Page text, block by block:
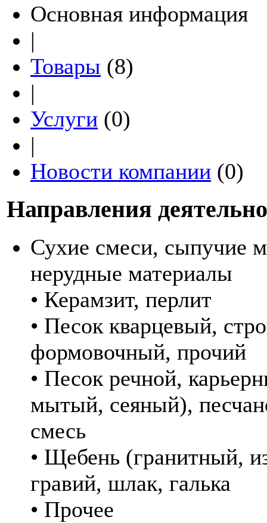
Основная информация
|
Товары (8)
|
Услуги (0)
|
Новости компании (0)
Направления
Сухие смеси, сыпучие
нерудные материалы
• Керамзит, перлит
• Песок кварцевый,
формовочный, прочий
• Песок речной,
мытый, сеяный),
смесь
• Щебень (гранитный,
гравий, шлак, галька
• Прочее